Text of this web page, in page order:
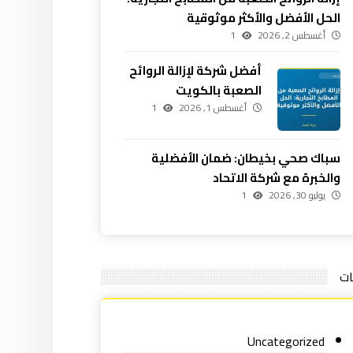
الحل الأفضل والأكثر موثوقية
أغسطس 2, 2026 1
أفضل شركة لإزالة الروائح
الصعبة بالكويت
أغسطس 1, 2026 1
سباك صحي بخيطان: ضمان الأفضلية
والخبرة مع شركة الاتحاد
يوليو 30, 2026 1
Uncategorized